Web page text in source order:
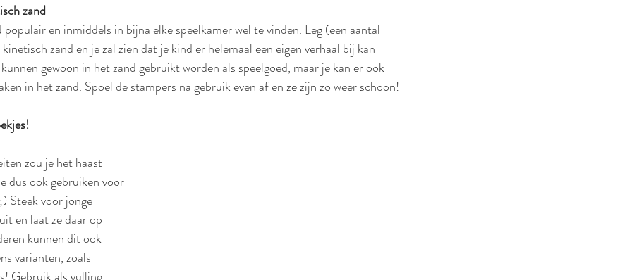
zand
populair en inmiddels in bijna elke speelkamer wel te vinden. Leg (een aantal
zand en je zal zien dat je kind er helemaal een eigen verhaal bij kan
gewoon in het zand gebruikt worden als speelgoed, maar je kan er ook
in het zand. Spoel de stampers na gebruik even af en ze zijn zo weer schoon!
zou je het haast
dus ook gebruiken voor
Steek voor jonge
en laat ze daar op
kunnen dit ook
varianten, zoals
Gebruik als vulling